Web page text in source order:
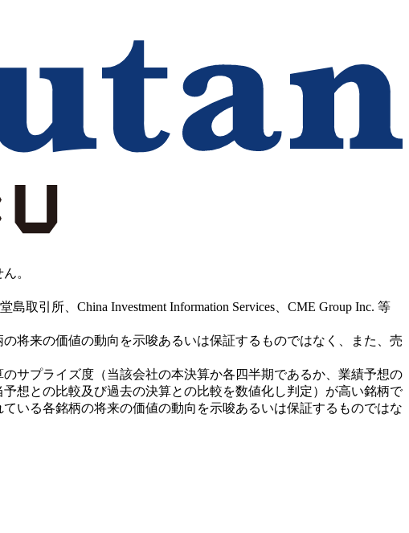
。
引所、China Investment Information Services、CME Group Inc. 等
将来の価値の動向を示唆あるいは保証するものではなく、また、売
サプライズ度（当該会社の本決算か各四半期であるか、業績予想の
想との比較及び過去の決算との比較を数値化し判定）が高い銘柄で
いる各銘柄の将来の価値の動向を示唆あるいは保証するものではな